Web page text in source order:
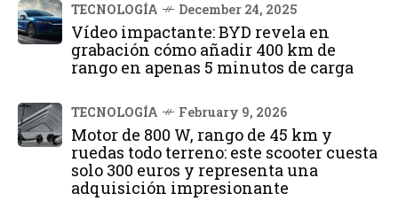
TECNOLOGÍA December 24, 2025
Vídeo impactante: BYD revela en
grabación cómo añadir 400 km de
rango en apenas 5 minutos de carga
TECNOLOGÍA February 9, 2026
Motor de 800 W, rango de 45 km y
ruedas todo terreno: este scooter cuesta
solo 300 euros y representa una
adquisición impresionante